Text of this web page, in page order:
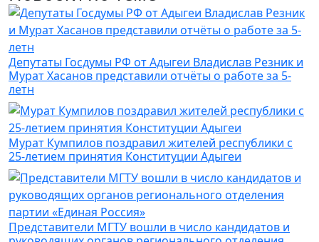
Депутаты Госдумы РФ от Адыгеи Владислав Резник и
Мурат Хасанов представили отчёты о работе за 5-
летн
Мурат Кумпилов поздравил жителей республики с
25-летием принятия Конституции Адыгеи
Представители МГТУ вошли в число кандидатов и